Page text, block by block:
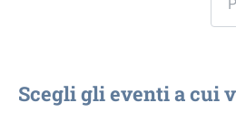
Scegli gli eventi a cui